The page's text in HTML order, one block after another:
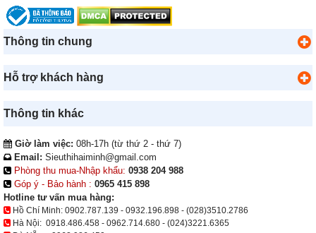
Thông tin chung
Hỗ trợ khách hàng
Thông tin khác
Giờ làm việc: 08h-17h (từ thứ 2 - thứ 7)
Email: Sieuthihaiminh@gmail.com
Phòng thu mua-Nhập khẩu: 0938 204 988
Góp ý - Bảo hành : 0965 415 898
Hotline tư vấn mua hàng:
Hồ Chí Minh: 0902.787.139 - 0932.196.898 - (028)3510.2786
Hà Nội: 0918.486.458 - 0962.714.680 - (024)3221.6365